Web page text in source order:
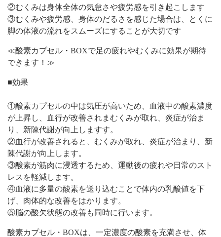
②むくみは身体全体の気怠さや疲労感を引き起こします
③むくみや疲労感、身体のだるさを感じた場合は、とくに
脚の体液の流れをスムーズにすることが大切です
≪酸素カプセル・BOXで足の疲れやむくみに効果が期待
できます！≫
■効果
①酸素カプセルの中は気圧が高いため、血液中の酸素濃度
が上昇し、血行が改善されまむくみが取れ、炎症が治ま
り、新陳代謝が向上しますす。
②血行が改善されると、むくみが取れ、炎症が治まり、新
陳代謝が向上します。
③酸素が筋肉に浸透するため、運動後の疲れや日常のスト
レスを軽減します。
④血液に多量の酸素を送り込むことで体内の乳酸値を下
げ、肉体的な改善をはかります。
⑤脳の酸欠状態の改善も同時に行います。
酸素カプセル・BOXは、一定濃度の酸素を充満させ、体